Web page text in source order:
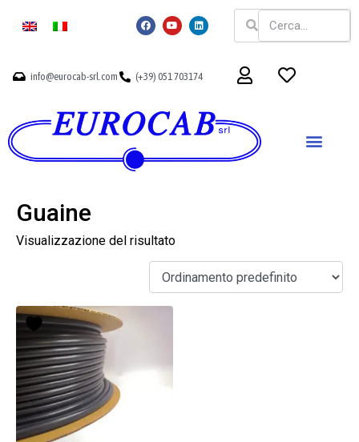
info@eurocab-srl.com (+39) 051 703174
Guaine
Visualizzazione del risultato